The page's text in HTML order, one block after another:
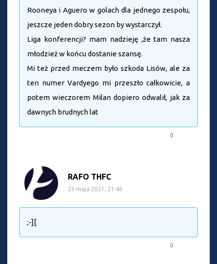
Rooneya i Aguero w golach dla jednego zespołu,
jeszcze jeden dobry sezon by wystarczył.
Liga konferencji? mam nadzieję ,że tam nasza
młodzież w końcu dostanie szansę.
Mi też przed meczem było szkoda Lisów, ale za
ten numer Vardyego mi przeszło całkowicie, a
potem wieczorem Milan dopiero odwalił, jak za
dawnych brudnych lat
0
RAFO THFC
23 maja 2021, 21:46
;-][
0